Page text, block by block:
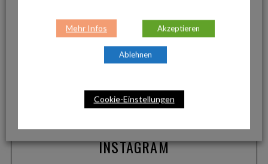
Design für maximale Freiheit
INSTAGRAM
Mehr Infos Akzeptieren
Ablehnen
Cookie-Einstellungen